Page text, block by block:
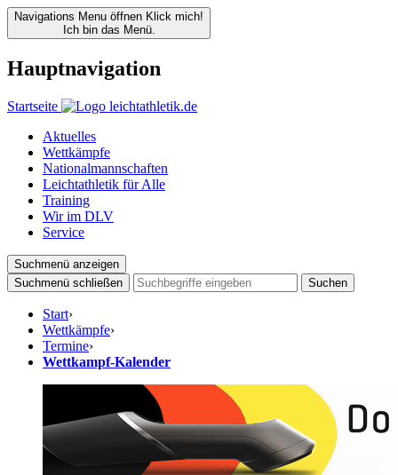
Navigations Menu öffnen Klick mich!
Ich bin das Menü.
Hauptnavigation
Startseite
Aktuelles
Wettkämpfe
Nationalmannschaften
Leichtathletik für Alle
Training
Wir im DLV
Service
Suchmenü anzeigen
Suchmenü schließen
Suchen
Start›
Wettkämpfe›
Termine›
Wettkampf-Kalender